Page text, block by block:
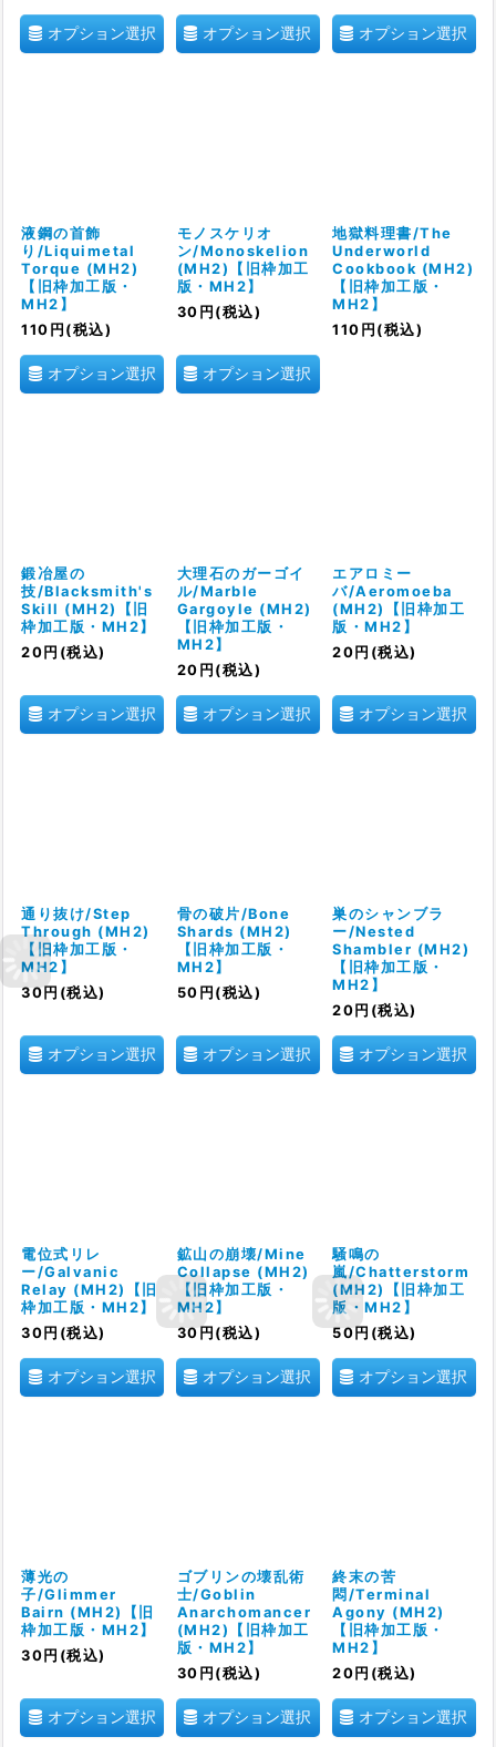
オプション選択 オプション選択 オプション選択
液鋼の首飾
り/Liquimetal
Torque (MH2)
【旧枠加工版・
MH2】
110 円 (税込)
オプション選択
モノスケリオ
ン/Monoskelion
(MH2)【旧枠加工
版・MH2】
30 円 (税込)
オプション選択
地獄料理書/The
Underworld
Cookbook (MH2)
【旧枠加工版・
MH2】
110 円 (税込)
鍛冶屋の
技/Blacksmith's
Skill (MH2)【旧
枠加工版・MH2】
20 円 (税込)
オプション選択
大理石のガーゴイ
ル/Marble
Gargoyle (MH2)
【旧枠加工版・
MH2】
20 円 (税込)
オプション選択
エアロミー
バ/Aeromoeba
(MH2)【旧枠加工
版・MH2】
20 円 (税込)
オプション選択
通り抜け/Step
Through (MH2)
【旧枠加工版・
MH2】
30 円 (税込)
オプション選択
骨の破片/Bone
Shards (MH2)
【旧枠加工版・
MH2】
50 円 (税込)
オプション選択
巣のシャンブラ
ー/Nested
Shambler (MH2)
【旧枠加工版・
MH2】
20 円 (税込)
オプション選択
電位式リレ
ー/Galvanic
Relay (MH2)【旧
枠加工版・MH2】
30 円 (税込)
オプション選択
鉱山の崩壊/Mine
Collapse (MH2)
【旧枠加工版・
MH2】
30 円 (税込)
オプション選択
騒鳴の
嵐/Chatterstorm
(MH2)【旧枠加工
版・MH2】
50 円 (税込)
オプション選択
薄光の
子/Glimmer
Bairn (MH2)【旧
枠加工版・MH2】
30 円 (税込)
オプション選択
ゴブリンの壊乱術
士/Goblin
Anarchomancer
(MH2)【旧枠加工
版・MH2】
30 円 (税込)
オプション選択
終末の苦
悶/Terminal
Agony (MH2)
【旧枠加工版・
MH2】
20 円 (税込)
オプション選択